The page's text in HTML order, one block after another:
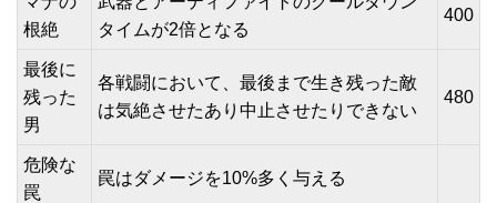
根絶
タイムが2倍となる
400
最後に
残った
男
各戦闘において、最後まで生き残った敵
は気絶させたあり中止させたりできない
480
危険な
罠
罠はダメージを10%多く与える